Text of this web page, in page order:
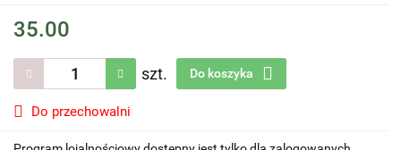
35.00
szt. Do koszyka
Do przechowalni